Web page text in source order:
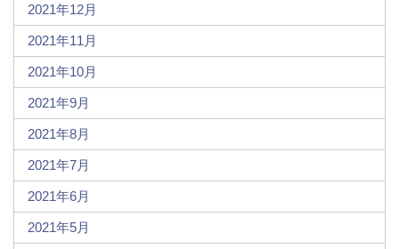
2021年12月
2021年11月
2021年10月
2021年9月
2021年8月
2021年7月
2021年6月
2021年5月